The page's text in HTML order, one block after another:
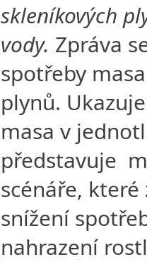
skleníkových
vody. Zpráva
spotřeby
plynů.
masa v
představuje
scénáře,
snížení
nahrazení